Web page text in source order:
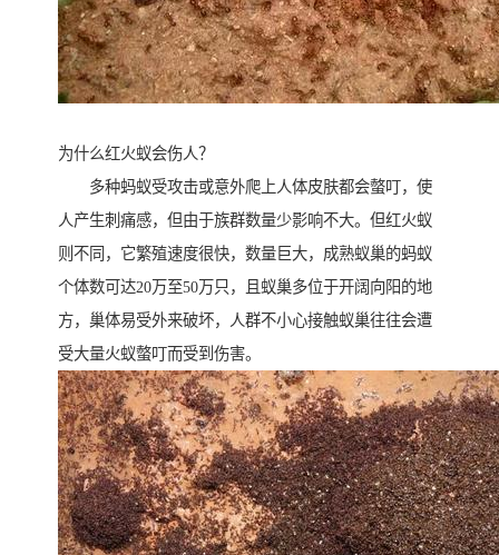
为什么红火蚁会伤人？
多种蚂蚁受攻击或意外爬上人体皮肤都会螫叮，使
人产生刺痛感，但由于族群数量少影响不大。但红火蚁
则不同，它繁殖速度很快，数量巨大，成熟蚁巢的蚂蚁
个体数可达20万至50万只，且蚁巢多位于开阔向阳的地
方，巢体易受外来破坏，人群不小心接触蚁巢往往会遭
受大量火蚁螫叮而受到伤害。